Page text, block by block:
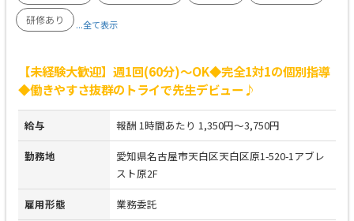
研修あり
...全て表示
【未経験大歓迎】週1回(60分)～OK◆完全1対1の個別指導
◆働きやすさ抜群のトライで先生デビュー♪
給与 報酬 1時間あたり 1,350円～3,750円
勤務地
愛知県名古屋市天白区天白区原1-520-1アブレ
スト原2F
雇用形態 業務委託